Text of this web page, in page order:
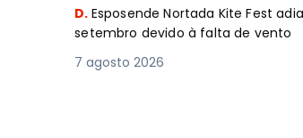
D. Esposende Nortada Kite Fest
setembro devido à falta de vento
7 agosto 2026